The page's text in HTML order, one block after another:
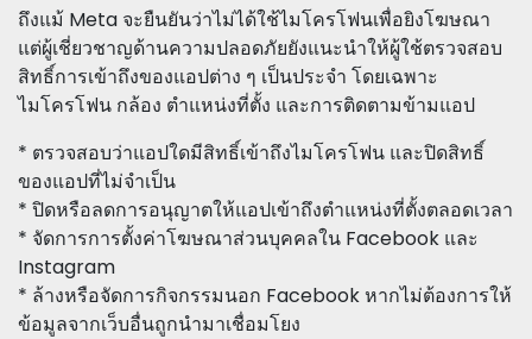
ถึงแม้ Meta จะยืนยันว่าไม่ได้ใช้ไมโครโฟนเพื่อยิงโฆษณา
แต่ผู้เชี่ยวชาญด้านความปลอดภัยยังแนะนำให้ผู้ใช้ตรวจสอบ
สิทธิ์การเข้าถึงของแอปต่าง ๆ เป็นประจำ โดยเฉพาะ
ไมโครโฟน กล้อง ตำแหน่งที่ตั้ง และการติดตามข้ามแอป
* ตรวจสอบว่าแอปใดมีสิทธิ์เข้าถึงไมโครโฟน และปิดสิทธิ์
ของแอปที่ไม่จำเป็น
* ปิดหรือลดการอนุญาตให้แอปเข้าถึงตำแหน่งที่ตั้งตลอดเวลา
* จัดการการตั้งค่าโฆษณาส่วนบุคคลใน Facebook และ
Instagram
* ล้างหรือจัดการกิจกรรมนอก Facebook หากไม่ต้องการให้
ข้อมูลจากเว็บอื่นถูกนำมาเชื่อมโยง